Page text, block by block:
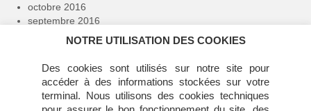
octobre 2016
septembre 2016
avril 2016
janvier 2016
décembre 2015
novembre 2015
NOTRE UTILISATION DES COOKIES
Des cookies sont utilisés sur notre site pour
accéder à des informations stockées sur votre
terminal. Nous utilisons des cookies techniques